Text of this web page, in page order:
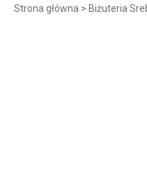
Strona główna > Biżuteria